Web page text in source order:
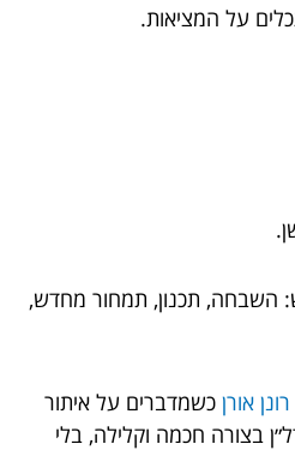
על המציאות.
השבחה, תכנון, תמחור מחדש,
רונן אורן כשמדברים על איתור
בצורה חכמה וקלילה, בלי